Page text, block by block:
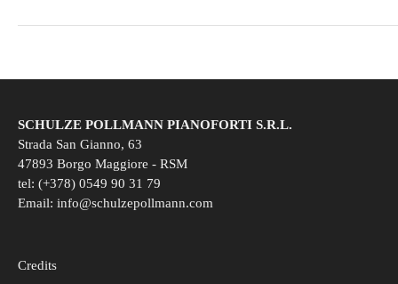
SCHULZE POLLMANN PIANOFORTI S.R.L.
Strada San Gianno, 63
47893 Borgo Maggiore - RSM
tel: (+378) 0549 90 31 79
Email: info@schulzepollmann.com
Credits